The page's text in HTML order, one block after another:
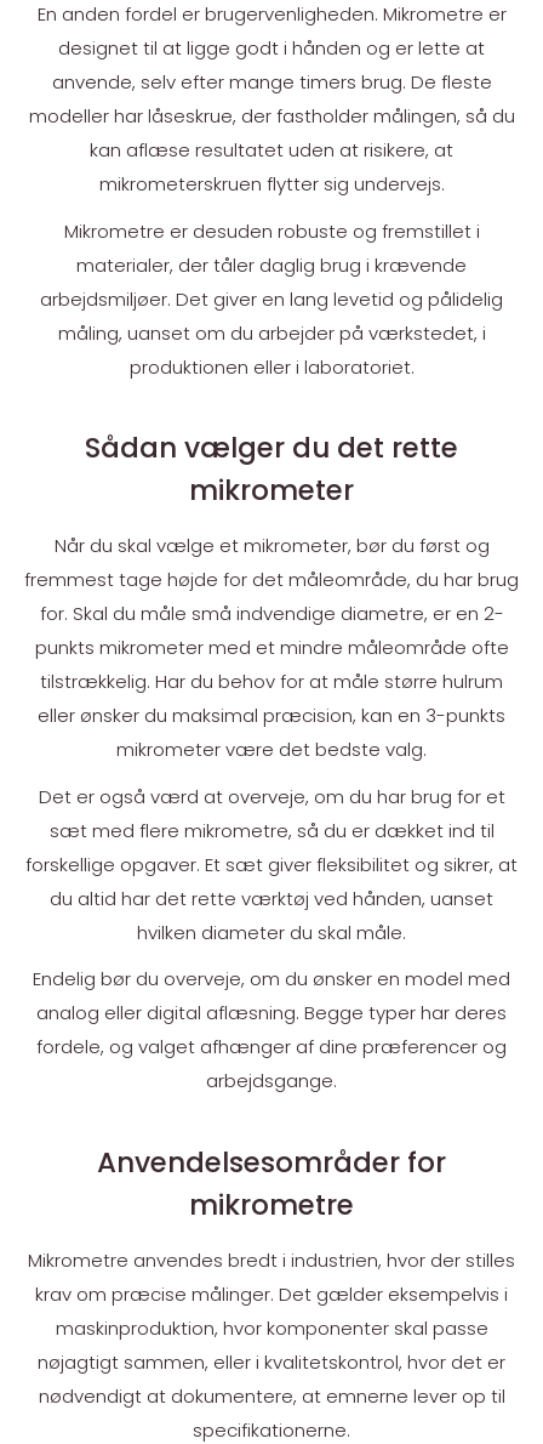
En anden fordel er brugervenligheden. Mikrometre er
designet til at ligge godt i hånden og er lette at
anvende, selv efter mange timers brug. De fleste
modeller har låseskrue, der fastholder målingen, så du
kan aflæse resultatet uden at risikere, at
mikrometerskruen flytter sig undervejs.
Mikrometre er desuden robuste og fremstillet i
materialer, der tåler daglig brug i krævende
arbejdsmiljøer. Det giver en lang levetid og pålidelig
måling, uanset om du arbejder på værkstedet, i
produktionen eller i laboratoriet.
Sådan vælger du det rette
mikrometer
Når du skal vælge et mikrometer, bør du først og
fremmest tage højde for det måleområde, du har brug
for. Skal du måle små indvendige diametre, er en 2-
punkts mikrometer med et mindre måleområde ofte
tilstrækkelig. Har du behov for at måle større hulrum
eller ønsker du maksimal præcision, kan en 3-punkts
mikrometer være det bedste valg.
Det er også værd at overveje, om du har brug for et
sæt med flere mikrometre, så du er dækket ind til
forskellige opgaver. Et sæt giver fleksibilitet og sikrer, at
du altid har det rette værktøj ved hånden, uanset
hvilken diameter du skal måle.
Endelig bør du overveje, om du ønsker en model med
analog eller digital aflæsning. Begge typer har deres
fordele, og valget afhænger af dine præferencer og
arbejdsgange.
Anvendelsesområder for
mikrometre
Mikrometre anvendes bredt i industrien, hvor der stilles
krav om præcise målinger. Det gælder eksempelvis i
maskinproduktion, hvor komponenter skal passe
nøjagtigt sammen, eller i kvalitetskontrol, hvor det er
nødvendigt at dokumentere, at emnerne lever op til
specifikationerne.